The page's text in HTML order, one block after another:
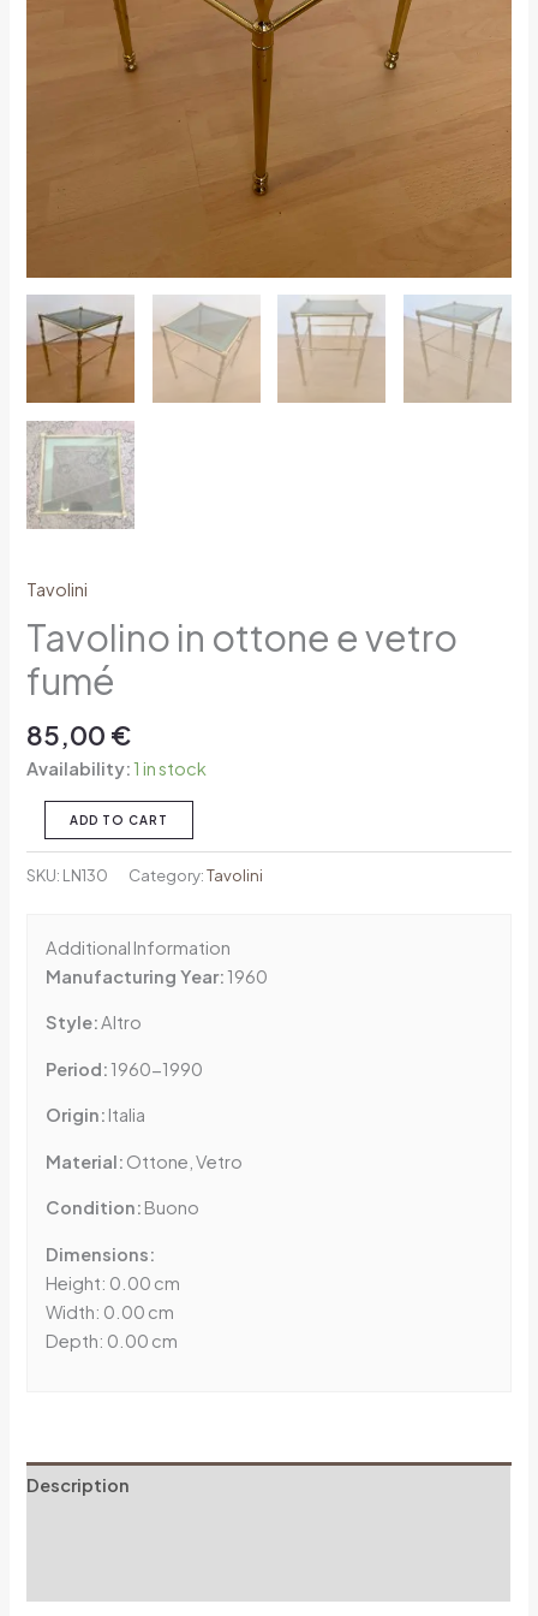
Tavolini
Tavolino in ottone e vetro
fumé
85,00 €
Availability:1 in stock
ADD TO CART
SKU: LN130 Category:Tavolini
Additional Information
Manufacturing Year:1960
Style:Altro
Period:1960-1990
Origin: Italia
Material: Ottone, Vetro
Condition: Buono
Dimensions:
Height: 0.00 cm
Width: 0.00 cm
Depth: 0.00 cm
Description